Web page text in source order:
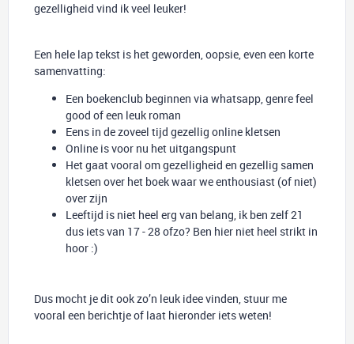
gezelligheid vind ik veel leuker!
Een hele lap tekst is het geworden, oopsie, even een korte
samenvatting:
Een boekenclub beginnen via whatsapp, genre feel
good of een leuk roman
Eens in de zoveel tijd gezellig online kletsen
Online is voor nu het uitgangspunt
Het gaat vooral om gezelligheid en gezellig samen
kletsen over het boek waar we enthousiast (of niet)
over zijn
Leeftijd is niet heel erg van belang, ik ben zelf 21
dus iets van 17 - 28 ofzo? Ben hier niet heel strikt in
hoor :)
Dus mocht je dit ook zo’n leuk idee vinden, stuur me
vooral een berichtje of laat hieronder iets weten!